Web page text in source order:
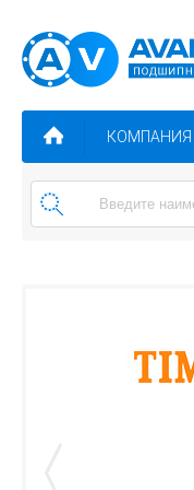
КОМПАНИЯ